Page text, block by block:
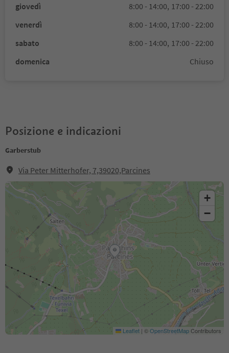
giovedì
8:00 - 14:00, 17:00 - 22:00
venerdì
8:00 - 14:00, 17:00 - 22:00
sabato
8:00 - 14:00, 17:00 - 22:00
domenica
Chiuso
Posizione e indicazioni
Garberstub
Via Peter Mitterhofer, 7,39020,Parcines
+
−
Leaflet | ©OpenStreetMapContributors